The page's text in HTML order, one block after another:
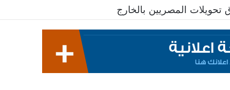
المصريين بالخارج